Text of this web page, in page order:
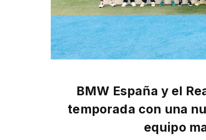
BMW España y el
temporada con una
equipo